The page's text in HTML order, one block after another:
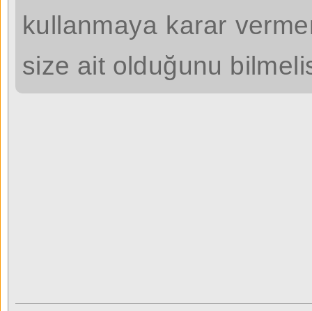
kullanmaya karar
size ait olduğunu